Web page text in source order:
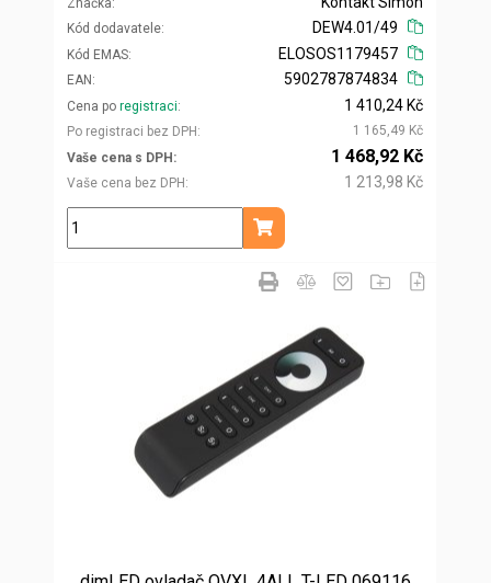
Značka
Kód dodavatele
DEW4.01/49
Kód EMAS
EAN
ELOSOS1179457
5902787874834
Cena po registraci
Po registraci bez DPH
1 410,24 Kč
1 165,49 Kč
Vaše cena s DPH
Vaše cena bez DPH
1 468,92 Kč
1 213,98 Kč
ks
Přidat do košíku